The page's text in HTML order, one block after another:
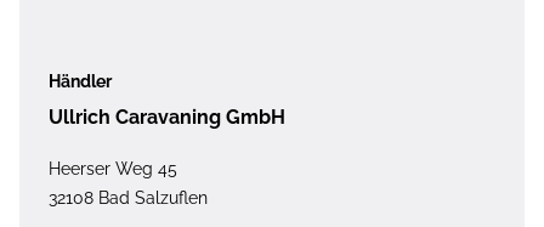
Händler
Ullrich Caravaning GmbH
Heerser Weg 45
32108 Bad Salzuflen